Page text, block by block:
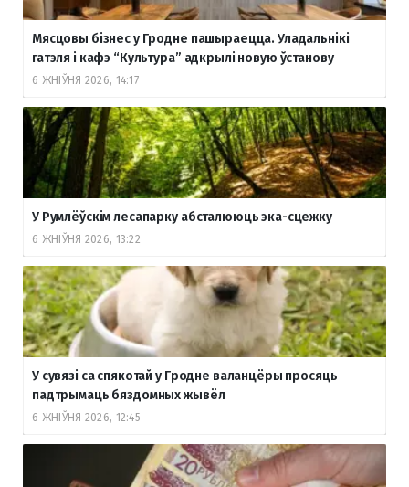
Мясцовы бізнес у Гродне пашыраецца. Уладальнікі
гатэля і кафэ “Культура” адкрылі новую ўстанову
6 ЖНІЎНЯ 2026, 14:17
У Румлёўскім лесапарку абсталююць эка-сцежку
6 ЖНІЎНЯ 2026, 13:22
У сувязі са спякотай у Гродне валанцёры просяць
падтрымаць бяздомных жывёл
6 ЖНІЎНЯ 2026, 12:45